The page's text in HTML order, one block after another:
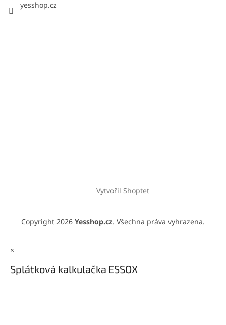
yesshop.cz
Vytvořil Shoptet
Copyright 2026 Yesshop.cz. Všechna práva vyhrazena.
×
Splátková kalkulačka ESSOX